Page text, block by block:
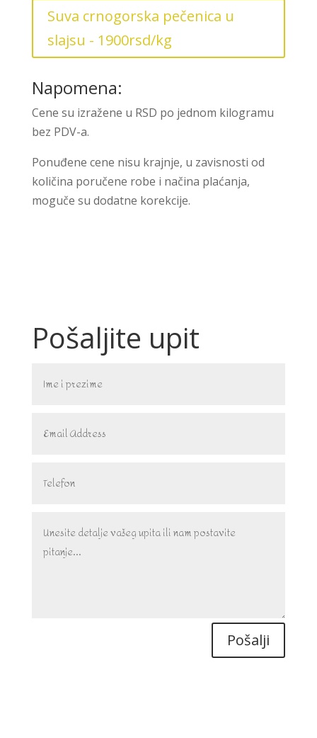
Suva crnogorska pečenica u
slajsu - 1900rsd/kg
Napomena:
Cene su izražene u RSD po jednom kilogramu
bez PDV-a.
Ponuđene cene nisu krajnje, u zavisnosti od
količina poručene robe i načina plaćanja,
moguče su dodatne korekcije.
Pošaljite upit
Pošalji